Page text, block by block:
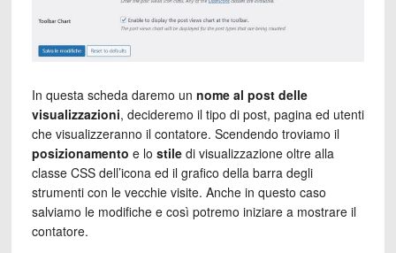
In questa scheda daremo un nome al post delle
visualizzazioni, decideremo il tipo di post, pagina ed utenti
che visualizzeranno il contatore. Scendendo troviamo il
posizionamento e lo stiledi visualizzazione oltre alla
classe CSS dell’icona ed il grafico della barra degli
strumenti con le vecchie visite. Anche in questo caso
salviamo le modifiche e così potremo iniziare a mostrare il
contatore.